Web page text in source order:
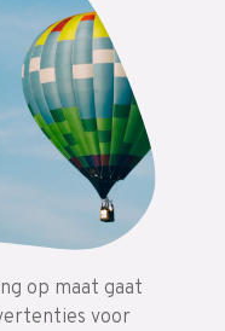
op maat gaat
voor